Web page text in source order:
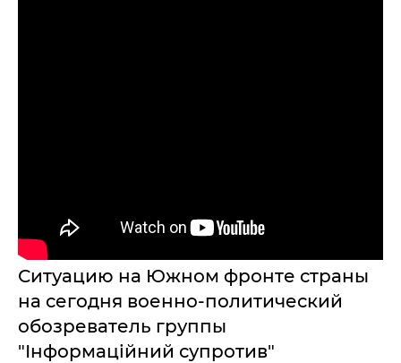
Ситуацию на Южном фронте страны
на сегодня военно-политический
обозреватель группы
"Інформаційний супротив"